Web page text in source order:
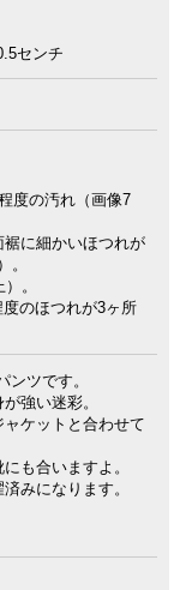
センチ
度の汚れ（画像7
に細かいほつれが
。
。
のほつれが3ヶ所
ツです。
強い迷彩。
ケットと合わせて
も合いますよ。
みになります。